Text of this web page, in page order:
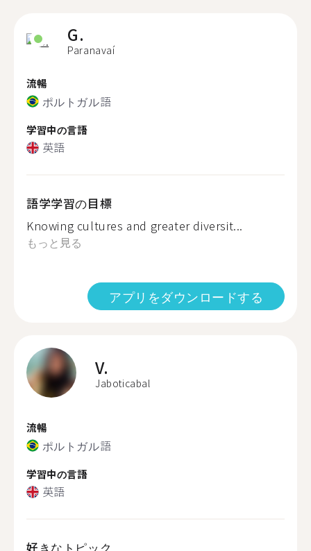
G.
Paranavaí
流暢
ポルトガル語
学習中の言語
英語
語学学習の目標
Knowing cultures and greater diversit...
もっと見る
アプリをダウンロードする
V.
Jaboticabal
流暢
ポルトガル語
学習中の言語
英語
好きなトピック